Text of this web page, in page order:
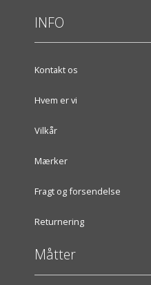
INFO
Kontakt os
Hvem er vi
Vilkår
Mærker
Fragt og forsendelse
Returnering
Måtter